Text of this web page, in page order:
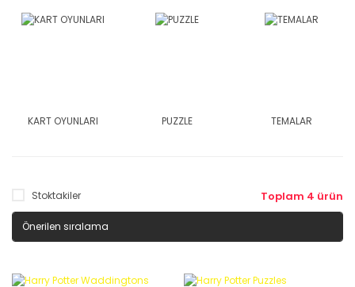
KART OYUNLARI PUZZLE TEMALAR
Stoktakiler Toplam 4 ürün